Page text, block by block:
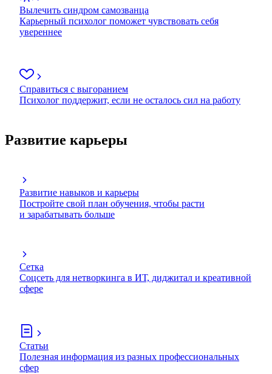
Вылечить синдром самозванца
Карьерный психолог поможет чувствовать себя
увереннее
Справиться с выгоранием
Психолог поддержит, если не осталось сил на работу
Развитие карьеры
Развитие навыков и карьеры
Постройте свой план обучения, чтобы расти
и зарабатывать больше
Сетка
Соцсеть для нетворкинга в ИТ, диджитал и креативной
сфере
Статьи
Полезная информация из разных профессиональных
сфер